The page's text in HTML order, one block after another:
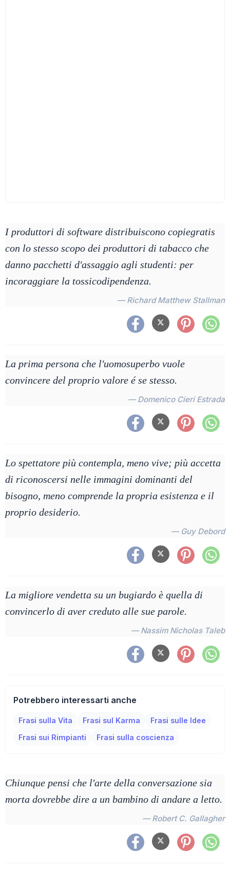
I produttori di software distribuiscono copiegratis
con lo stesso scopo dei produttori di tabacco che
danno pacchetti d'assaggio agli studenti: per
incoraggiare la tossicodipendenza.
— Richard Matthew Stallman
La prima persona che l'uomosuperbo vuole
convincere del proprio valore é se stesso.
— Domenico Cieri Estrada
Lo spettatore più contempla, meno vive; più accetta
di riconoscersi nelle immagini dominanti del
bisogno, meno comprende la propria esistenza e il
proprio desiderio.
— Guy Debord
La migliore vendetta su un bugiardo è quella di
convincerlo di aver creduto alle sue parole.
— Nassim Nicholas Taleb
Potrebbero interessarti anche
Frasi sulla Vita Frasi sul Karma
Frasi sulle Idee
Frasi sui Rimpianti
Frasi sulla coscienza
Chiunque pensi che l'arte della conversazione sia
morta dovrebbe dire a un bambino di andare a letto.
— Robert C. Gallagher